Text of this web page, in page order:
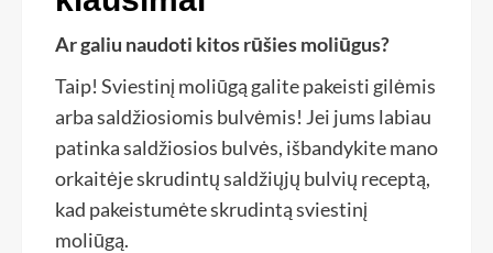
Ar galiu naudoti kitos rūšies moliūgus?
Taip! Sviestinį moliūgą galite pakeisti gilėmis
arba saldžiosiomis bulvėmis! Jei jums labiau
patinka saldžiosios bulvės, išbandykite mano
orkaitėje skrudintų saldžiųjų bulvių receptą,
kad pakeistumėte skrudintą sviestinį
moliūgą.